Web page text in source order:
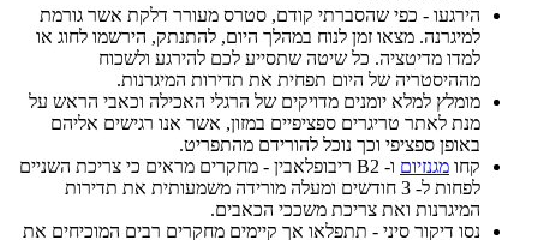
הירגעו - כפי שהסברתי קודם, סטרס מעורר דלקת אשר גורמת
למיגרנה. מצאו זמן לנוח במהלך היום, להתנתק, הירשמו לחוג או
למדו מדיטציה. כל שיטה שתסייע לכם להירגע ולשכוח
מההיסטריה של היום תפחית את תדירות המיגרנות.
מומלץ למלא יומנים מדויקים של הרגלי האכילה וכאבי הראש על
מנת לאתר טריגרים ספציפיים במזון, אשר אנו רגישים אליהם
באופן ספציפי וכך נוכל להורידם מהתפריט.
קחו מגנזיום
ו- B2 ריבופלאבין - מחקרים מראים כי צריכת השניים
לפחות ל- 3 חודשים ומעלה מורידה משמעותית את תדירות
המיגרנות ואת צריכת משככי הכאבים.
נסו דיקור סיני - תתפלאו אך קיימים מחקרים רבים המוכיחים את